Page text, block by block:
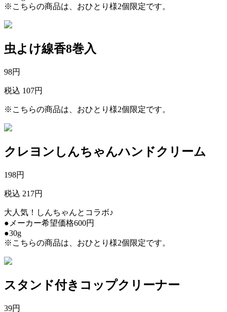
※こちらの商品は、おひとり様2個限定です。
虫よけ線香8巻入
98円
税込 107円
※こちらの商品は、おひとり様2個限定です。
クレヨンしんちゃんハンドクリーム
198円
税込 217円
大人気！しんちゃんとコラボ♪
●メーカー希望価格600円
●30g
※こちらの商品は、おひとり様2個限定です。
スタンド付きコップクリーナー
39円